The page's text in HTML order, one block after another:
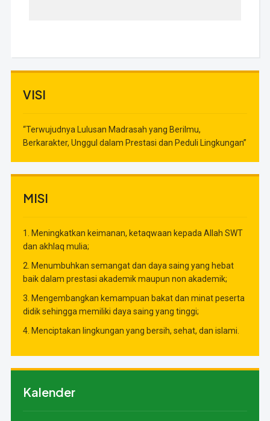
VISI
“Terwujudnya Lulusan Madrasah yang Berilmu,
Berkarakter, Unggul dalam Prestasi dan Peduli Lingkungan”
MISI
1. Meningkatkan keimanan, ketaqwaan kepada Allah SWT
dan akhlaq mulia;
2. Menumbuhkan semangat dan daya saing yang hebat
baik dalam prestasi akademik maupun non akademik;
3. Mengembangkan kemampuan bakat dan minat peserta
didik sehingga memiliki daya saing yang tinggi;
4. Menciptakan lingkungan yang bersih, sehat, dan islami.
Kalender